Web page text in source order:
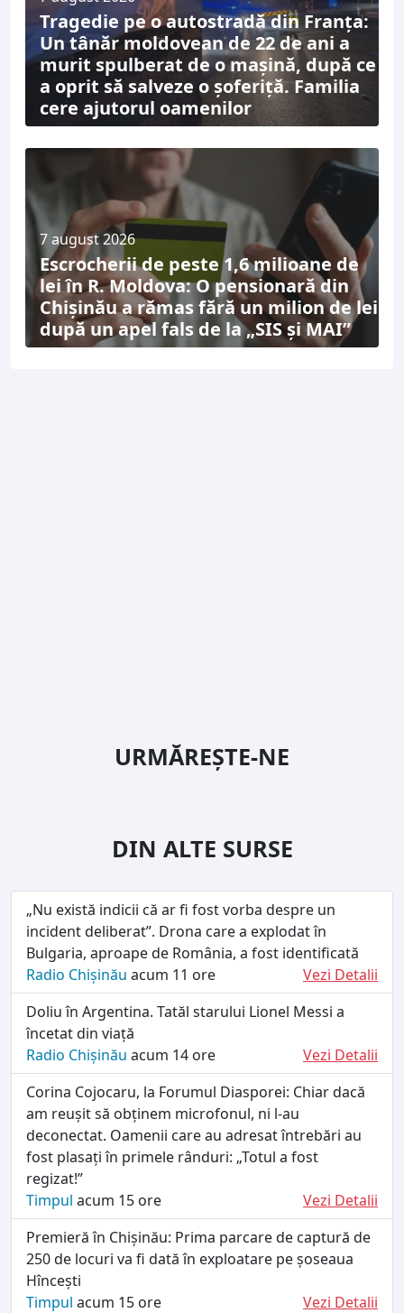
Tragedie pe o autostradă din Franța:
Un tânăr moldovean de 22 de ani a
murit spulberat de o mașină, după ce
a oprit să salveze o șoferiță. Familia
cere ajutorul oamenilor
7 august 2026
Escrocherii de peste 1,6 milioane de
lei în R. Moldova: O pensionară din
Chișinău a rămas fără un milion de lei
după un apel fals de la „SIS și MAI”
URMĂREȘTE-NE
DIN ALTE SURSE
„Nu există indicii că ar fi fost vorba despre un
incident deliberat”. Drona care a explodat în
Bulgaria, aproape de România, a fost identificată
Radio Chișinău acum 11 ore
Vezi Detalii
Doliu în Argentina. Tatăl starului Lionel Messi a
încetat din viață
Radio Chișinău acum 14 ore
Vezi Detalii
Corina Cojocaru, la Forumul Diasporei: Chiar dacă
am reușit să obținem microfonul, ni l-au
deconectat. Oamenii care au adresat întrebări au
fost plasați în primele rânduri: „Totul a fost
regizat!”
Timpul acum 15 ore
Vezi Detalii
Premieră în Chișinău: Prima parcare de captură de
250 de locuri va fi dată în exploatare pe șoseaua
Hîncești
Timpul acum 15 ore
Vezi Detalii